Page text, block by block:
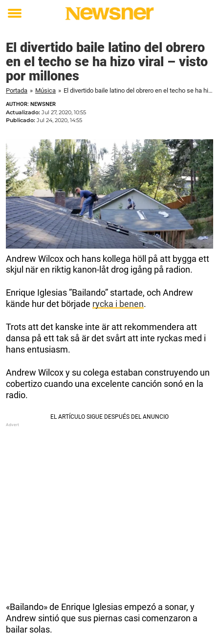
Toggle
El divertido baile latino del obrero
en el techo se ha hizo viral – visto
por millones
Portada » Música » El divertido baile latino del obrero en el techo se ha hizo viral – visto por millones
AUTHOR: NEWSNER
Actualizado: Jul 27, 2020, 10:55
Publicado: Jul 24, 2020, 14:55
Andrew Wilcox och hans kollega höll på att bygga ett
skjul när en riktig kanon-låt drog igång på radion.
Enrique Iglesias ”Bailando” startade, och Andrew
kände hur det började rycka i benen.
Trots att det kanske inte är att rekommendera att
dansa på ett tak så är det svårt att inte ryckas med i
hans entusiasm.
Andrew Wilcox y su colega estaban construyendo un
cobertizo cuando una excelente canción sonó en la
radio.
«Bailando» de Enrique Iglesias empezó a sonar, y
Andrew sintió que sus piernas casi comenzaron a
bailar solas.